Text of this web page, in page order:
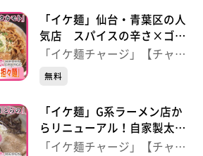
「イケ麺」仙台・青葉区の人
気店 スパイスの辛さ×ゴマ
の風味“カレー担々麺” 【麺
区）
「イケ麺チャージ」【チャー
ジ！】
無料
「イケ麺」G系ラーメン店か
らリニューアル！自家製太麺
が特徴“しょうゆラーメン”
「イケ麺チャージ」【チャー